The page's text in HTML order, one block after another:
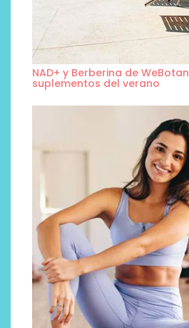
NAD+ y Berberina de
suplementos del verano